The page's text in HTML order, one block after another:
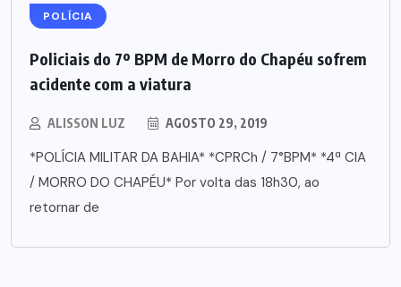
POLÍCIA
Policiais do 7º BPM de Morro do Chapéu sofrem
acidente com a viatura
ALISSON LUZ AGOSTO 29, 2019
*POLÍCIA MILITAR DA BAHIA* *CPRCh / 7°BPM* *4ª CIA
/ MORRO DO CHAPÉU* Por volta das 18h30, ao
retornar de